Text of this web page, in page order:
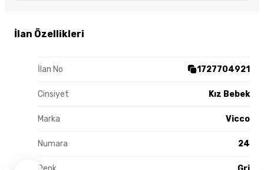
İlan Özellikleri
İlan No 1727704921
Cinsiyet Kız Bebek
Marka Vicco
Numara 24